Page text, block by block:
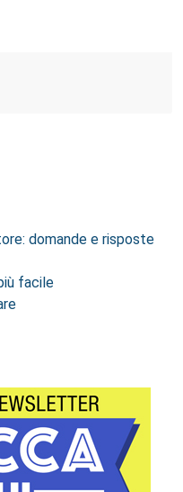
domande e risposte
facile